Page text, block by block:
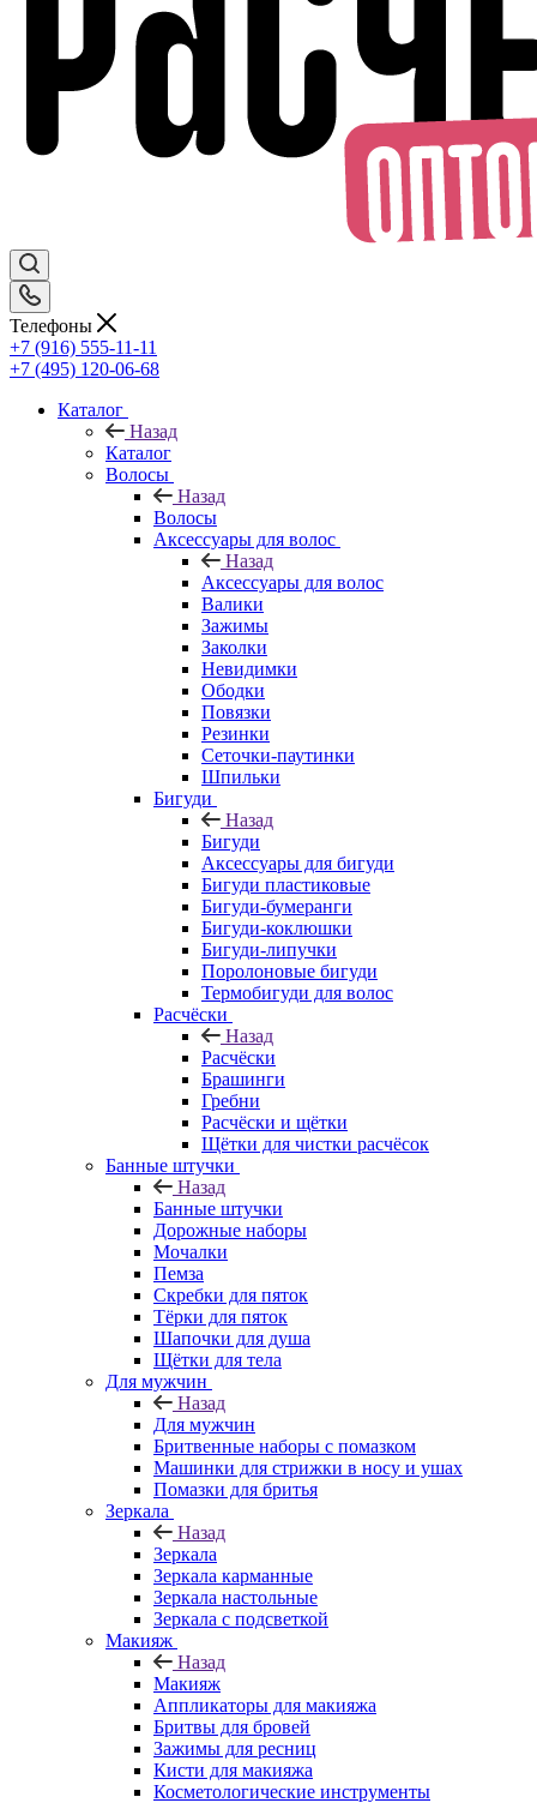
Телефоны
+7 (916) 555-11-11
+7 (495) 120-06-68
Каталог
Назад
Каталог
Волосы
Назад
Волосы
Аксессуары для волос
Назад
Аксессуары для волос
Валики
Зажимы
Заколки
Невидимки
Ободки
Повязки
Резинки
Сеточки-паутинки
Шпильки
Бигуди
Назад
Бигуди
Аксессуары для бигуди
Бигуди пластиковые
Бигуди-бумеранги
Бигуди-коклюшки
Бигуди-липучки
Поролоновые бигуди
Термобигуди для волос
Расчёски
Назад
Расчёски
Брашинги
Гребни
Расчёски и щётки
Щётки для чистки расчёсок
Банные штучки
Назад
Банные штучки
Дорожные наборы
Мочалки
Пемза
Скребки для пяток
Тёрки для пяток
Шапочки для душа
Щётки для тела
Для мужчин
Назад
Для мужчин
Бритвенные наборы с помазком
Машинки для стрижки в носу и ушах
Помазки для бритья
Зеркала
Назад
Зеркала
Зеркала карманные
Зеркала настольные
Зеркала с подсветкой
Макияж
Назад
Макияж
Аппликаторы для макияжа
Бритвы для бровей
Зажимы для ресниц
Кисти для макияжа
Косметологические инструменты